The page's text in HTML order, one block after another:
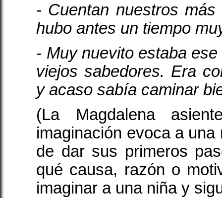
- Cuentan nuestros
hubo antes un tiempo
- Muy nuevito estaba
viejos sabedores. Era
y acaso sabía caminar
(La Magdalena
imaginación evoca a
de dar sus primeros
qué causa, razón o
imaginar a una niña y